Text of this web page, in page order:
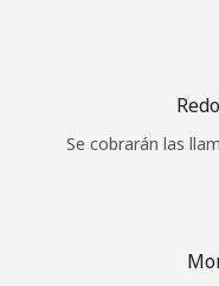
Se cobrarán las